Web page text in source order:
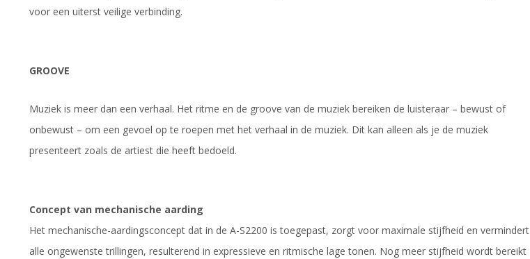
voor een uiterst veilige verbinding.
GROOVE
Muziek is meer dan een verhaal. Het ritme en de groove van de muziek bereiken de luisteraar – bewust of
onbewust – om een gevoel op te roepen met het verhaal in de muziek. Dit kan alleen als je de muziek
presenteert zoals de artiest die heeft bedoeld.
Concept van mechanische aarding
Het mechanische-aardingsconcept dat in de A-S2200 is toegepast, zorgt voor maximale stijfheid en vermindert
alle ongewenste trillingen, resulterend in expressieve en ritmische lage tonen. Nog meer stijfheid wordt bereikt